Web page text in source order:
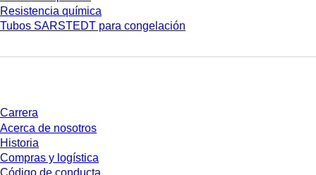
Resistencia química
Tubos SARSTEDT para congelación
Carrera
Acerca de nosotros
Historia
Compras y logística